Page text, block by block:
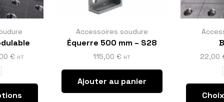
€ HT
Accessoires soudure
Équerre 500 mm – S28
115,00 € HT
Ajouter au panier
22,00